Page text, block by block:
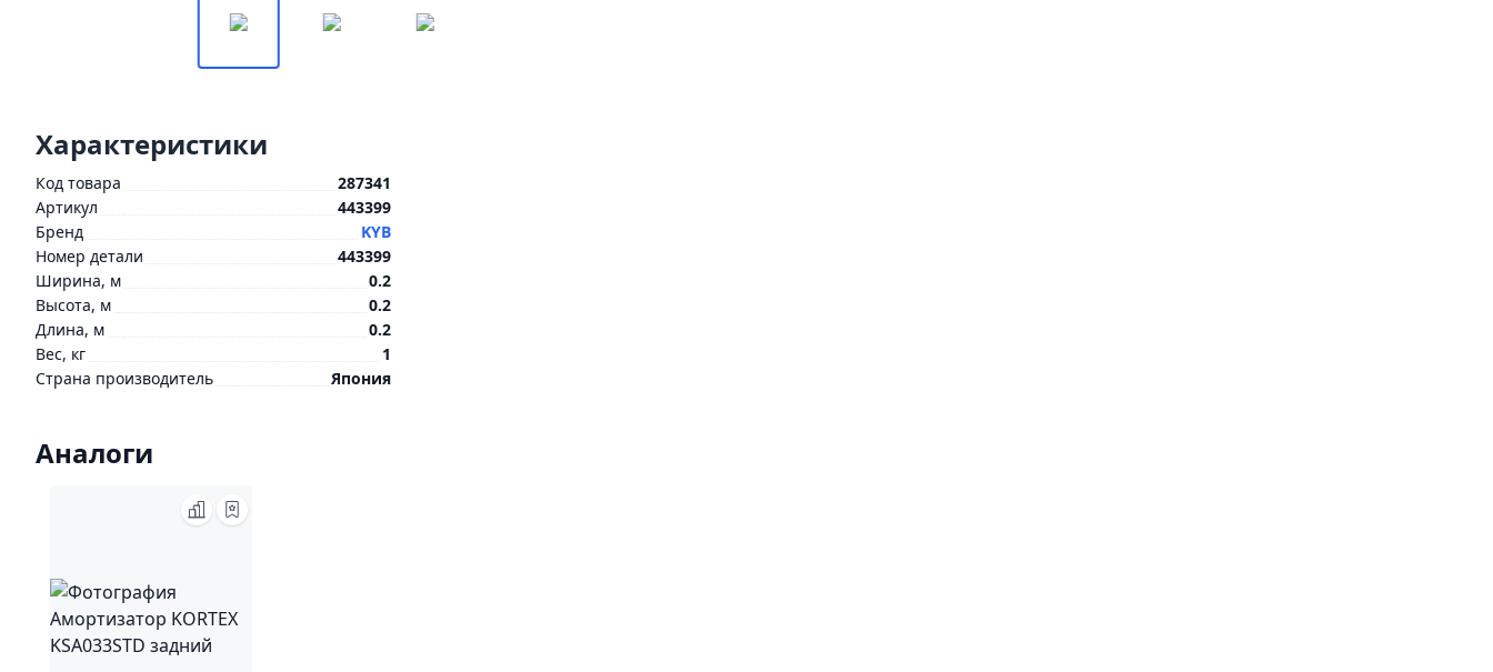
Характеристики
Код товара
287341
Артикул
443399
Бренд
KYB
Номер детали
443399
Ширина, м
0.2
Высота, м
0.2
Длина, м
0.2
Вес, кг
1
Страна производитель
Япония
Аналоги